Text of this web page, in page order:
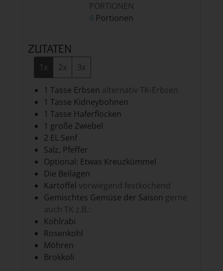
PORTIONEN
4 Portionen
ZUTATEN
1x 2x 3x
1 Tasse Erbsen alternativ TK-Erbsen
1 Tasse Kidneybohnen
1 Tasse Haferflocken
1 große Zwiebel
2 EL Senf
Salz, Pfeffer
Optional: Etwas Kreuzkümmel
Die Beilagen
Kartoffel vorwiegend festkochend
Gemischtes Gemüse der Saison gerne
auch TK z.B.:
Kohlrabi
Rosenkohl
Möhren
Brokkoli